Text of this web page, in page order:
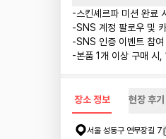
-스킨셰르파 미션 완료
-SNS 계정 팔로우 및
-SNS 인증 이벤트 참
-본품 1개 이상 구매 시
장소 정보 현장 후기
서울 성동구 연무장길 7